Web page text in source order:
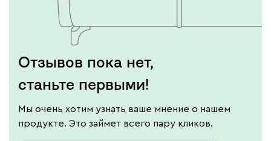
Отзывов пока нет,
станьте первыми!
Мы очень хотим узнать ваше мнение о нашем
продукте. Это займет всего пару кликов.